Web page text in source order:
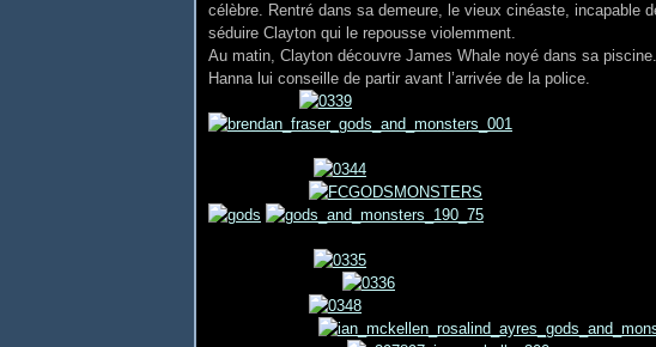
célèbre. Rentré dans sa demeure, le vieux cinéaste, incapable
séduire Clayton qui le repousse violemment.
Au matin, Clayton découvre James Whale noyé dans sa
Hanna lui conseille de partir avant l’arrivée de la police.